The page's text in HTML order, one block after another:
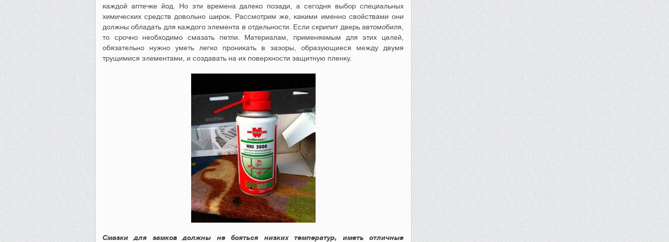
каждой аптечке йод. Но эти времена далеко позади, а сегодня выбор специальных
химических средств довольно широк. Рассмотрим же, какими именно свойствами они
должны обладать для каждого элемента в отдельности. Если скрипит дверь автомобиля,
то срочно необходимо смазать петли. Материалам, применяемым для этих целей,
обязательно нужно уметь легко проникать в зазоры, образующиеся между двумя
трущимися элементами, и создавать на их поверхности защитную пленку.
Смазки для замков должны не бояться низких температур, иметь отличные